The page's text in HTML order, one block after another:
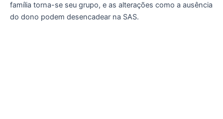
família torna-se seu grupo, e as alterações como a ausência
do dono podem desencadear na SAS.